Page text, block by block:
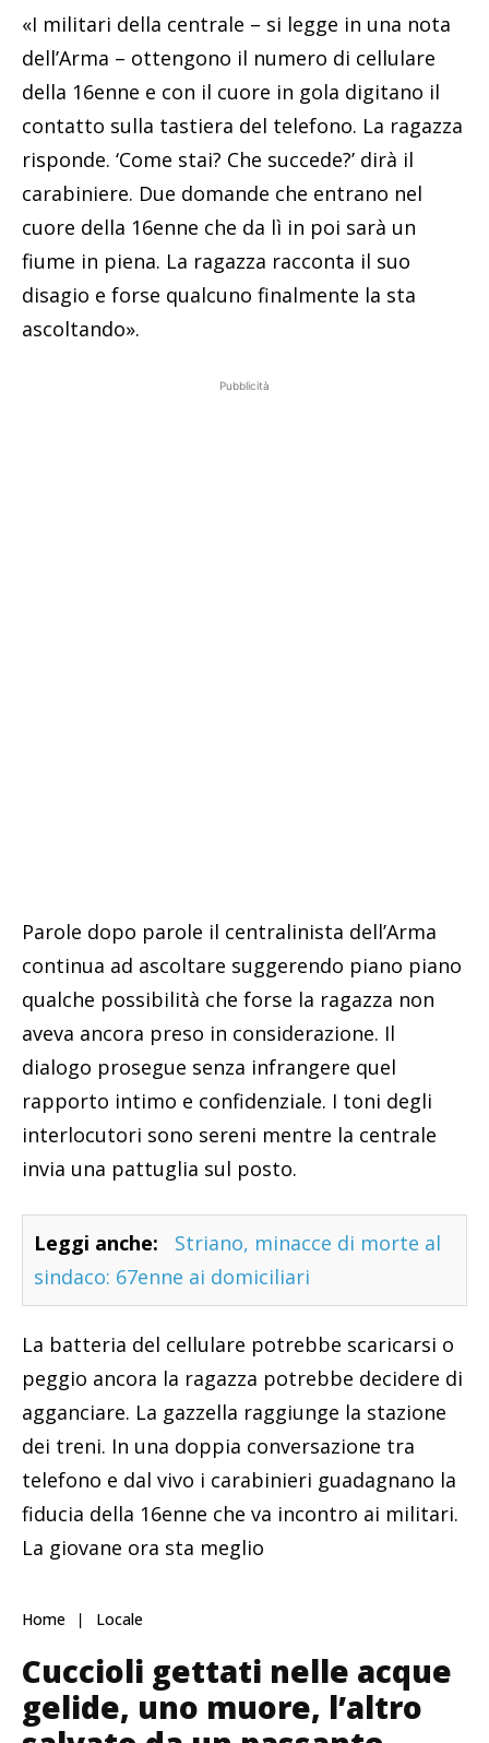
«I militari della centrale – si legge in una nota
dell’Arma – ottengono il numero di cellulare
della 16enne e con il cuore in gola digitano il
contatto sulla tastiera del telefono. La ragazza
risponde. ‘Come stai? Che succede?’ dirà il
carabiniere. Due domande che entrano nel
cuore della 16enne che da lì in poi sarà un
fiume in piena. La ragazza racconta il suo
disagio e forse qualcuno finalmente la sta
ascoltando».
Pubblicità
Parole dopo parole il centralinista dell’Arma
continua ad ascoltare suggerendo piano piano
qualche possibilità che forse la ragazza non
aveva ancora preso in considerazione. Il
dialogo prosegue senza infrangere quel
rapporto intimo e confidenziale. I toni degli
interlocutori sono sereni mentre la centrale
invia una pattuglia sul posto.
Leggi anche:
Striano, minacce di morte al
sindaco: 67enne ai domiciliari
La batteria del cellulare potrebbe scaricarsi o
peggio ancora la ragazza potrebbe decidere di
agganciare. La gazzella raggiunge la stazione
dei treni. In una doppia conversazione tra
telefono e dal vivo i carabinieri guadagnano la
fiducia della 16enne che va incontro ai militari.
La giovane ora sta meglio
Home Locale
Cuccioli gettati nelle acque
gelide, uno muore, l’altro